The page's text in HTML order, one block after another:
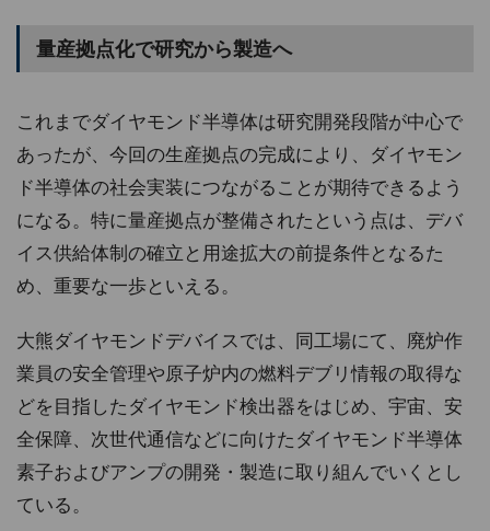
量産拠点化で研究から製造へ
これまでダイヤモンド半導体は研究開発段階が中心で
あったが、今回の生産拠点の完成により、ダイヤモン
ド半導体の社会実装につながることが期待できるよう
になる。特に量産拠点が整備されたという点は、デバ
イス供給体制の確立と用途拡大の前提条件となるた
め、重要な一歩といえる。
大熊ダイヤモンドデバイスでは、同工場にて、廃炉作
業員の安全管理や原子炉内の燃料デブリ情報の取得な
どを目指したダイヤモンド検出器をはじめ、宇宙、安
全保障、次世代通信などに向けたダイヤモンド半導体
素子およびアンプの開発・製造に取り組んでいくとし
ている。